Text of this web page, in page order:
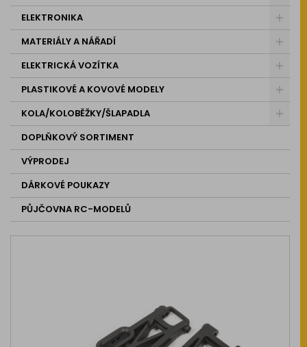
ELEKTRONIKA
MATERIÁLY A NÁŘADÍ
ELEKTRICKÁ VOZÍTKA
PLASTIKOVÉ A KOVOVÉ MODELY
KOLA/KOLOBĚŽKY/ŠLAPADLA
DOPLŇKOVÝ SORTIMENT
VÝPRODEJ
DÁRKOVÉ POUKAZY
PŮJČOVNA RC-MODELŮ